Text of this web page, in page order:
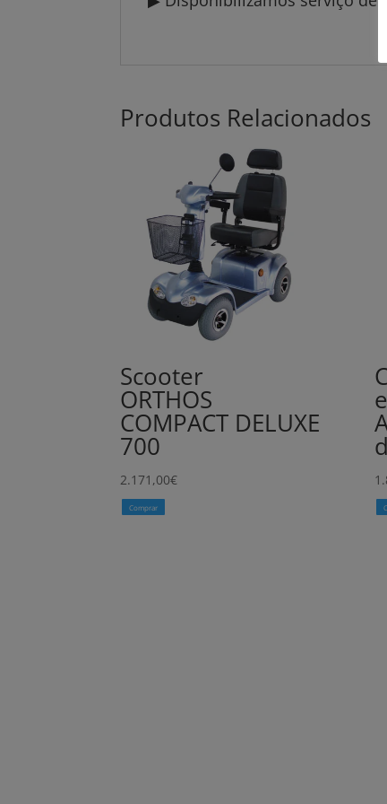
Produtos Relacionados
Scooter
ORTHOS
COMPACT DELUXE
700
2.171,00€
Comprar